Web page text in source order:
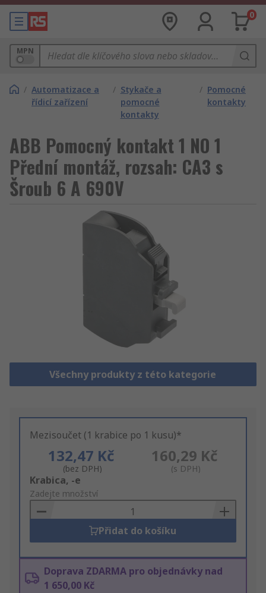
0
MPN
/ Automatizace a
řídicí zařízení
/ Stykače a
pomocné
kontakty
/ Pomocné
kontakty
ABB Pomocný kontakt 1 NO 1
Přední montáž, rozsah: CA3 s
Šroub 6 A 690V
Všechny produkty z této kategorie
Mezisoučet (1 krabice po 1 kusu)*
132,47 Kč
(bez DPH)
160,29 Kč
(s DPH)
Add
to
Basket
Krabica, -e
Zadejte množství
Přidat do košíku
Doprava ZDARMA pro objednávky nad
1 650,00 Kč